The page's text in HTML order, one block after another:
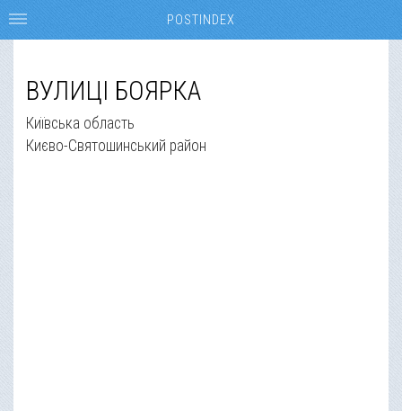
ВУЛИЦІ БОЯРКА
Київська область
Києво-Святошинський район
POSTINDEX